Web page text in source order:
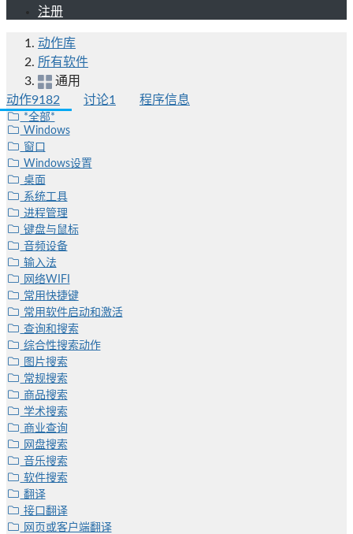
注册
动作库
所有软件
通用
动作9182 讨论1 程序信息
*全部*
Windows
窗口
Windows设置
桌面
系统工具
进程管理
键盘与鼠标
音频设备
输入法
网络WIFI
常用快捷键
常用软件启动和激活
查询和搜索
综合性搜索动作
图片搜索
常规搜索
商品搜索
学术搜索
商业查询
网盘搜索
音乐搜索
软件搜索
翻译
接口翻译
网页或客户端翻译